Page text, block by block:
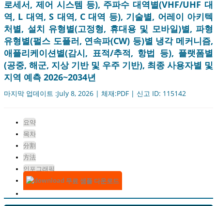
로세서, 제어 시스템 등), 주파수 대역별(VHF/UHF 대
역, L 대역, S 대역, C 대역 등), 기술별, 어레이 아키텍
처별, 설치 유형별(고정형, 휴대용 및 모바일)별, 파형
유형별(펄스 도플러, 연속파(CW) 등)별 냉각 메커니즘,
애플리케이션별(감시, 표적/추적, 항법 등), 플랫폼별
(공중, 해군, 지상 기반 및 우주 기반), 최종 사용자별 및
지역 예측 2026~2034년
마지막 업데이트 :July 8, 2026 | 체재:PDF | 신고 ID: 115142
요약
목차
分割
方法
인포그래픽
무료 샘플 다운로드